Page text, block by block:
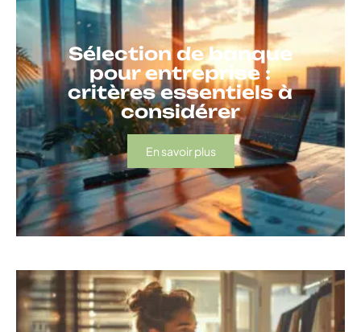
Sélection de banque
pour entreprise :
critères essentiels à
considérer
En savoir plus